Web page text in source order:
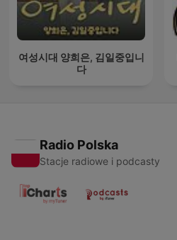
여성시대 양희은, 김일중입니
다
Radio Polska
Stacje radiowe i podcasty